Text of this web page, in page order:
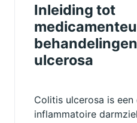
Inleiding tot
ulcerosa
Colitis ulcerosa is een
inflammatoire